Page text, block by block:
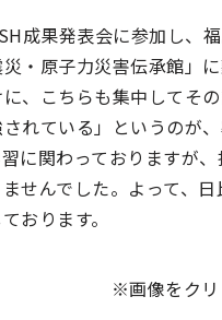
成果発表会に参加し、
・原子力災害伝承館」に
、こちらも集中してそ
れている」というのが
に関わっておりますが
せんでした。よって、
おります。
※画像をクリ